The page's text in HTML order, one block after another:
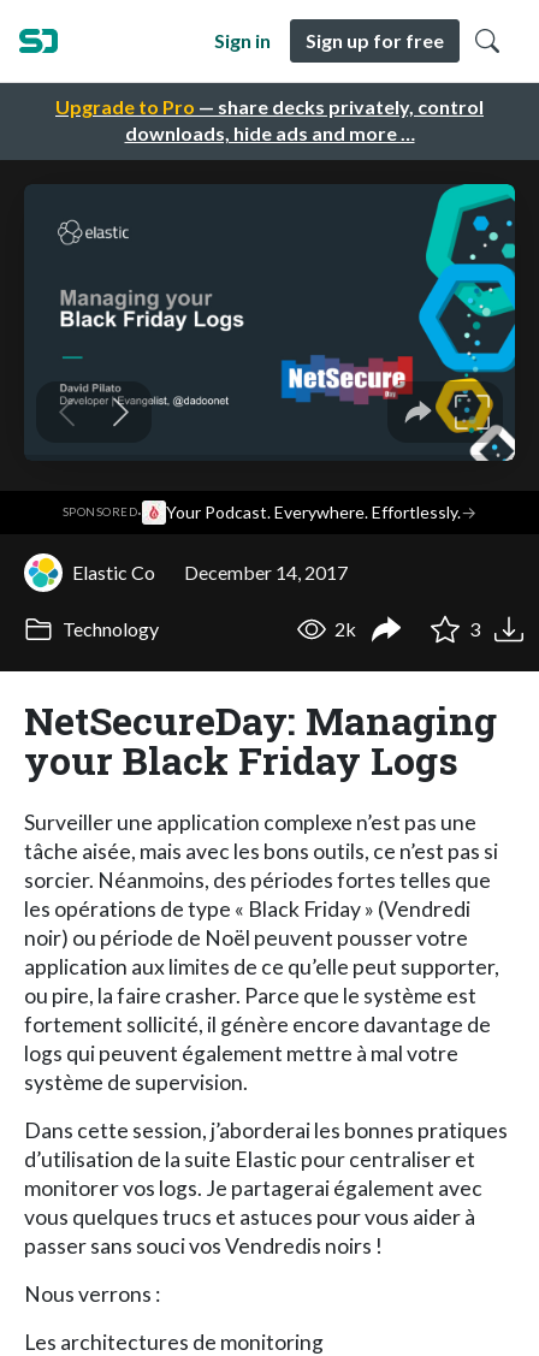
Upgrade to Pro — share decks privately, control
downloads, hide ads and more …
Sign in Sign up for free
SPONSORED· Your Podcast. Everywhere. Effortlessly.→
Elastic Co December 14, 2017
Technology 2k 3
NetSecureDay: Managing
your Black Friday Logs
Surveiller une application complexe n’est pas une
tâche aisée, mais avec les bons outils, ce n’est pas si
sorcier. Néanmoins, des périodes fortes telles que
les opérations de type « Black Friday » (Vendredi
noir) ou période de Noël peuvent pousser votre
application aux limites de ce qu’elle peut supporter,
ou pire, la faire crasher. Parce que le système est
fortement sollicité, il génère encore davantage de
logs qui peuvent également mettre à mal votre
système de supervision.
Dans cette session, j’aborderai les bonnes pratiques
d’utilisation de la suite Elastic pour centraliser et
monitorer vos logs. Je partagerai également avec
vous quelques trucs et astuces pour vous aider à
passer sans souci vos Vendredis noirs !
Nous verrons :
Les architectures de monitoring